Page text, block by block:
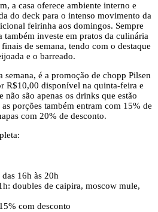
a casa oferece ambiente interno e
do deck para o intenso movimento da
feirinha aos domingos. Sempre
também investe em pratos da culinária
de semana, tendo com o destaque
e o barreado.
semana, é a promoção de chopp Pilsen
R$10,00 disponível na quinta-feira e
não são apenas os drinks que estão
porções também entram com 15% de
com 20% de desconto.
16h às 20h
doubles de caipira, moscow mule,
com desconto